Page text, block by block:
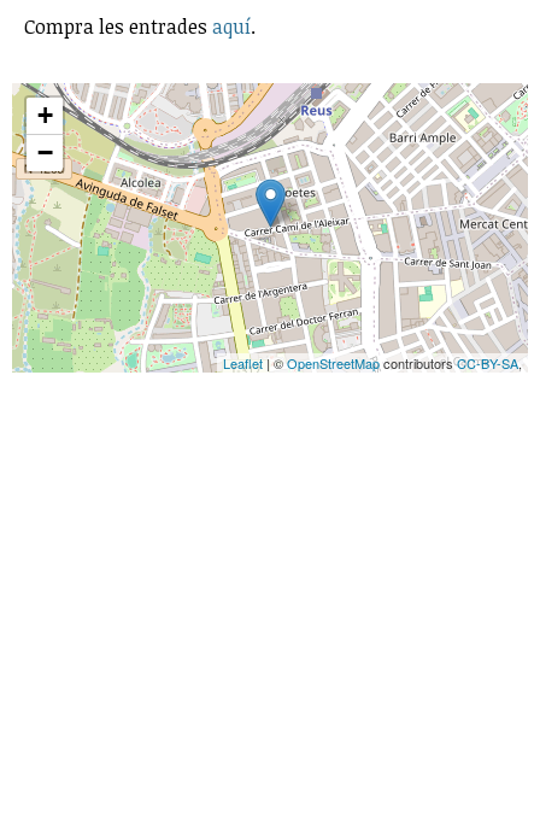
Compra les entrades aquí.
+
−
Leaflet | ©OpenStreetMapcontributorsCC-BY-SA,